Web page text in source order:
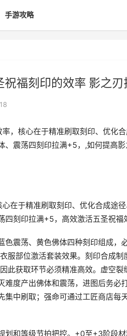
手游攻略
福刻印的效率 影之刃
，核心在于精准刷取刻印、优化
、震荡四刻印拉满+5，,如何提高
在于精准刷取刻印、优化合成途
刻印拉满+5，高效激活五圣祝福
色震荡、黄色佛体四种刻印组成
服部位激活套装效果。刻印合成
此获取环节必须精准高效。虚空
难度产出佛体和震荡，进图后务必
集中刷取；强命可通过工匠商店每
划和等级节拍把控。+0至+3阶段